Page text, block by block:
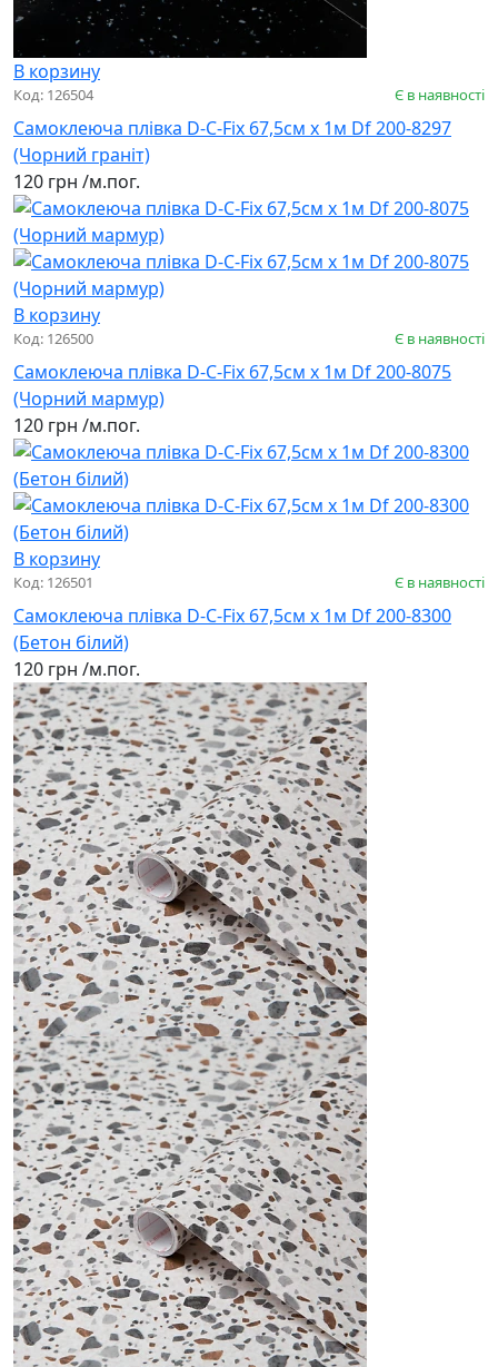
В корзину
Код: 126504 Є в наявності
Самоклеюча плівка D-C-Fix 67,5см х 1м Df 200-8297
(Чорний граніт)
120 грн /м.пог.
В корзину
Код: 126500 Є в наявності
Самоклеюча плівка D-C-Fix 67,5см х 1м Df 200-8075
(Чорний мармур)
120 грн /м.пог.
В корзину
Код: 126501 Є в наявності
Самоклеюча плівка D-C-Fix 67,5см х 1м Df 200-8300
(Бетон білий)
120 грн /м.пог.